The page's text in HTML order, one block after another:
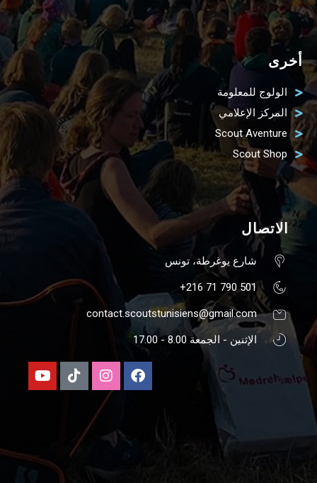
أخرى
الولوج للمعلومة
المركز الإعلامي
Scout Aventure
Scout Shop
الاتصال
شارع يوغرطة، تونس
501 790 71 216+
contact.scoutstunisiens@gmail.com
الإثنين - الجمعة 8.00 - 17.00